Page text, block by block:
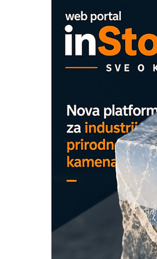
Proizvodnja iC7
mrežnog
hlađenjem
COMBYPACK
EVOKS